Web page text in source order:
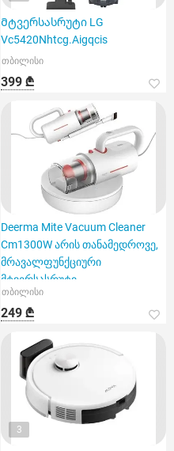
Მტვერსასრუტი LG
Vc5420Nhtcg.Aigqcis
თბილისი
399 ₾
Deerma Mite Vacuum Cleaner
Cm1300W არის თანამედროვე,
მრავალფუნქციური
მტვერსასრუტი
თბილისი
249 ₾
3